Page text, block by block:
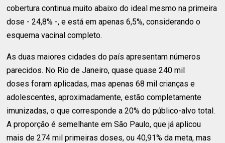
cobertura continua muito abaixo do ideal mesmo na primeira
dose - 24,8% -, e está em apenas 6,5%, considerando o
esquema vacinal completo.
As duas maiores cidades do país apresentam números
parecidos. No Rio de Janeiro, quase quase 240 mil
doses foram aplicadas, mas apenas 68 mil crianças e
adolescentes, aproximadamente, estão completamente
imunizadas, o que corresponde a 20% do público-alvo total.
A proporção é semelhante em São Paulo, que já aplicou
mais de 274 mil primeiras doses, ou 40,91% da meta, mas